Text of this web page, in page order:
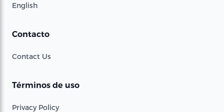
English
Contacto
Contact Us
Términos de uso
Privacy Policy